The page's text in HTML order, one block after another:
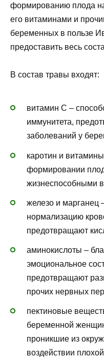
формированию плода
его витаминами и
беременных в пользе
предоставить весь
В состав травы входят:
витамин С –
иммунитета,
заболеваний у
каротин и
формировании
жизнеспособными
железо и марганец
нормализацию
предотвращают
аминокислоты –
эмоциональное
предотвращают
прочих нервных
пектиновые
беременной
проникшие из
воздействии